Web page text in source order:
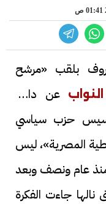
بلقب «مرشح
عن دائرة
تأسيس حزب سياسي
المصرية»، ليس
منذ عام ونصف وبعد
نالها جاءت الفكرة